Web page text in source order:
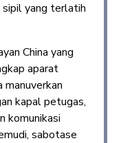
sipil yang terlatih
China yang
aparat
manuverkan
kapal petugas,
komunikasi
sabotase